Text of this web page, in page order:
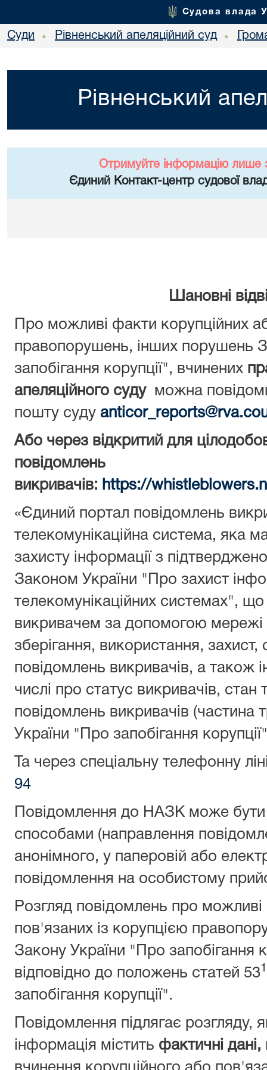
Судова влада
Суди • Рівненський апеляційний суд •
Рівненський
Отримуйте інформацію лише
Єдиний Контакт-центр судової
Шановні
Про можливі факти корупційних
правопорушень, інших порушень
запобігання корупції", вчинених
апеляційного суду можна
пошту суду
Або через відкритий для
повідомлень
викривачів: https://
«Єдиний портал повідомлень
телекомунікаційна система, яка
захисту інформації з
Законом України "Про захист
телекомунікаційних системах",
викривачем за допомогою мережі
зберігання, використання,
повідомлень викривачів, а також
числі про статус викривачів, стан
повідомлень викривачів (частина
України "Про запобігання
Та через спеціальну телефонну
94
Повідомлення до НАЗК може бути
способами (направлення
анонімного, у паперовій aбo
повідомлення на особистому
Розгляд повідомлень про
пов'язаних із корупцією
Закону України "Про запобігання
відповідно до положень статей 531
запобігання корупції".
Повідомлення підлягає
інформація містить фактичні дані,